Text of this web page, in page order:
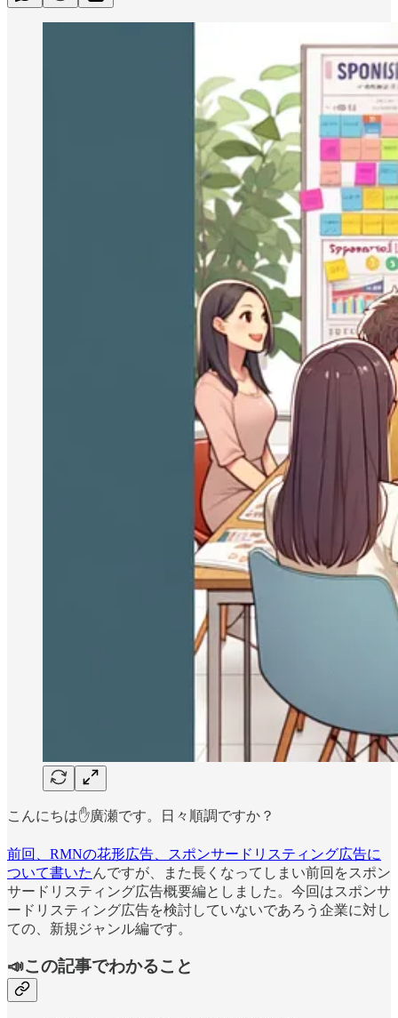
こんにちは✋廣瀬です。日々順調ですか？
前回、RMNの花形広告、スポンサードリスティング広告に
ついて書いた んですが、また長くなってしまい前回をスポン
サードリスティング広告概要編としました。今回はスポンサ
ードリスティング広告を検討していないであろう企業に対し
ての、新規ジャンル編です。
📣この記事でわかること